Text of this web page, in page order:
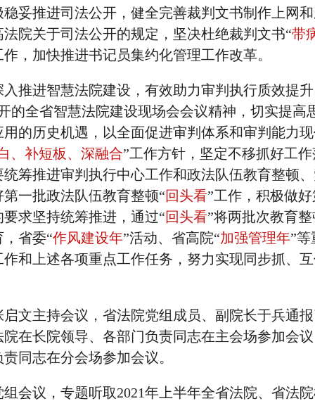
妥推进司法公开，健全完善裁判文书制作上网
院关于司法公开的规定，坚决杜绝裁判文书“带
，加快推进书记员集约化管理工作改革。
推进智慧法院建设，有效助力审判执行质效提
的全省智慧法院建设现场会会议精神，切实提高
的历史机遇，以全面促进审判体系和审判能力现
、补短板、深融合”工作方针，坚定不移抓好工
筹推进审判执行中心工作和政法队伍教育整顿
一批政法队伍教育整顿“回头看”工作，积极做
求坚持统筹推进，通过“回头看”将两批次教育整
省委“作风建设年”活动、省高院“加强管理年”等
和上述各项重点工作任务，努力实现同步抓、
文主持会议，省法院党组成员、副院长于兵通
在长院领导、各部门负责同志在主会场参加会议
同志在分会场参加会议。
会议，专题听取2021年上半年全省法院、省法